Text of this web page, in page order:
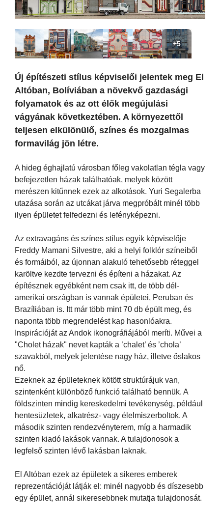
+5
Új építészeti stílus képviselői jelentek meg El
Altóban, Bolíviában a növekvő gazdasági
folyamatok és az ott élők megújulási
vágyának következtében. A környezettől
teljesen elkülönülő, színes és mozgalmas
formavilág jön létre.
A hideg éghajlatú városban főleg vakolatlan tégla vagy
befejezetlen házak találhatóak, melyek között
merészen kitűnnek ezek az alkotások. Yuri Segalerba
utazása során az utcákat járva megpróbált minél több
ilyen épületet felfedezni és lefényképezni.
Az extravagáns és színes stílus egyik képviselője
Freddy Mamani Silvestre, aki a helyi folklór színeiből
és formáiból, az újonnan alakuló tehetősebb réteggel
karöltve kezdte tervezni és építeni a házakat. Az
építésznek egyébként nem csak itt, de több dél-
amerikai országban is vannak épületei, Peruban és
Brazíliában is. Itt már több mint 70 db épült meg, és
naponta több megrendelést kap hasonlóakra.
Inspirációját az Andok ikonográfiájából meríti. Művei a
"Cholet házak" nevet kapták a ’chalet’ és ’chola’
szavakból, melyek jelentése nagy ház, illetve őslakos
nő.
Ezeknek az épületeknek kötött struktúrájuk van,
szintenként különböző funkció található bennük. A
földszinten mindig kereskedelmi tevékenység, például
hentesüzletek, alkatrész- vagy élelmiszerboltok. A
második szinten rendezvényterem, míg a harmadik
szinten kiadó lakások vannak. A tulajdonosok a
legfelső szinten lévő lakásban laknak.
El Altóban ezek az épületek a sikeres emberek
reprezentációját látják el: minél nagyobb és díszesebb
egy épület, annál sikeresebbnek mutatja tulajdonosát.